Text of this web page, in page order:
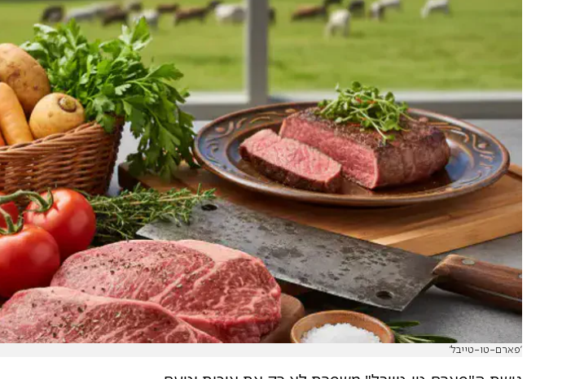
'פארם-טו-טייבל'